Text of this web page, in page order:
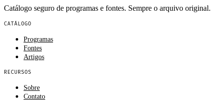
Catálogo seguro de programas e fontes. Sempre o arquivo original.
CATÁLOGO
Programas
Fontes
Artigos
RECURSOS
Sobre
Contato